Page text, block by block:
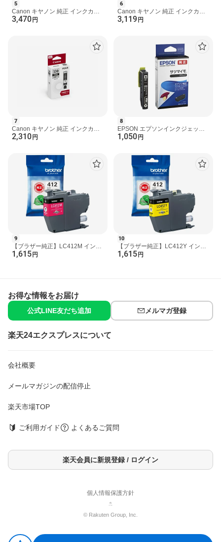
5
Canon キヤノン 純正 インクカー
トリッジ XKI-
3,470 円
6
Canon キヤノン 純正 インクカー
トリッジ BC-366XL 3色カラー
3,119 円
7
Canon キヤノン 純正 インクカー
トリッジ BCI-330XLPGBK ブラッ
2,310 円
8
EPSON エプソンインクジェット
プリンター用 インクカートリッジ/
1,050 円
9
【ブラザー純正】LC412M インク
カートリッジ マゼンタブラザー
1,615 円
10
【ブラザー純正】LC412Y インク
カートリッジ イエローブラザー
1,615 円
お得な情報をお届け
公式LINE友だち追加 メルマガ登録
楽天24エクスプレスについて
会社概要
メールマガジンの配信停止
楽天市場TOP
ご利用ガイド よくあるご質問
楽天会員に新規登録 / ログイン
個人情報保護方針
© Rakuten Group, Inc.